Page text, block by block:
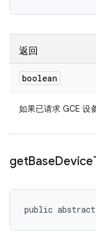
返回
boolean
如果已请求 GCE 设
getBaseDevice
public abstract